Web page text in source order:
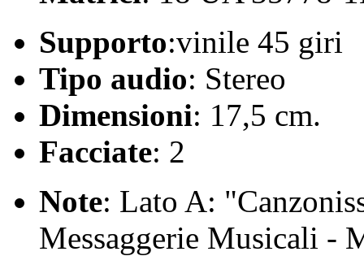
Supporto:vinile 45 giri
Tipo audio: Stereo
Dimensioni: 17,5 cm.
Facciate: 2
Note: Lato A:
Messaggerie Musicali -